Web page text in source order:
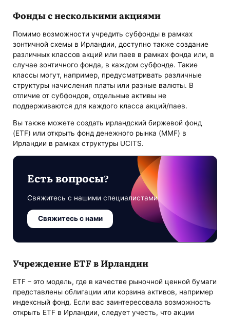
Фонды с несколькими акциями
Помимо возможности учредить субфонды в рамках
зонтичной схемы в Ирландии, доступно также создание
различных классов акций или паев в рамках фонда или, в
случае зонтичного фонда, в каждом субфонде. Такие
классы могут, например, предусматривать различные
структуры начисления платы или разные валюты. В
отличие от субфондов, отдельные активы не
поддерживаются для каждого класса акций/паев.
Вы также можете создать ирландский биржевой фонд
(ETF) или открыть фонд денежного рынка (MMF) в
Ирландии в рамках структуры UCITS.
Есть вопросы?
Свяжитесь с нашими специалистами
Свяжитесь с нами
Учреждение ETF в Ирландии
ETF – это модель, где в качестве рыночной ценной бумаги
представлены облигации или корзина активов, например
индексный фонд. Если вас заинтересовала возможность
открыть ETF в Ирландии, следует учесть, что акции